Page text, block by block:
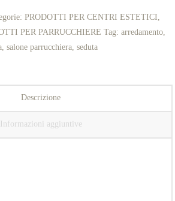
PRODOTTI PER CENTRI ESTETICI,
PER PARRUCCHIERE Tag:arredamento,
,salone parrucchiera,seduta
Descrizione
Informazioni aggiuntive